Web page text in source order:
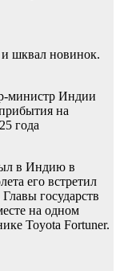
министр Индии
на
года
в Индию в
его встретил
государств
на одном
Toyota Fortuner.